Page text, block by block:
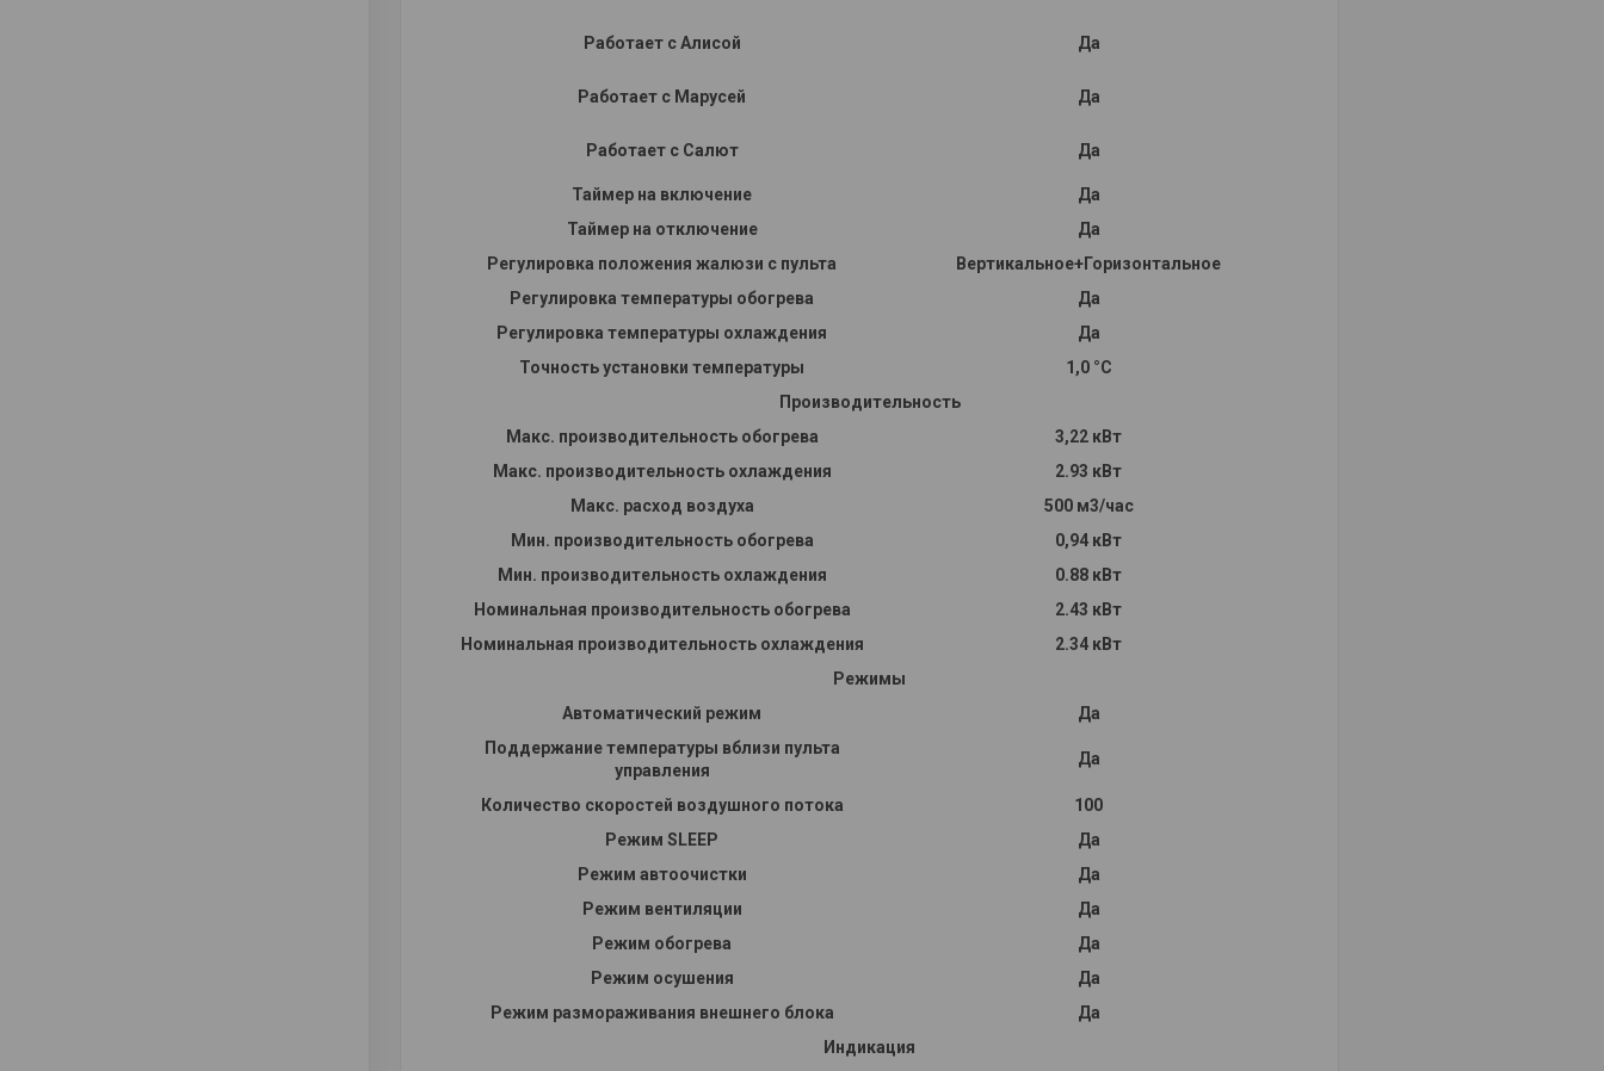
Работает с Алисой Да
Работает с Марусей Да
Работает с Салют Да
Таймер на включение
Да
Таймер на отключение
Да
Регулировка положения жалюзи с пульта
Вертикальное+Горизонтальное
Регулировка температуры обогрева
Да
Регулировка температуры охлаждения
Да
Точность установки температуры
1,0 °С
Производительность
Макс. производительность обогрева
3,22 кВт
Макс. производительность охлаждения
2.93 кВт
Макс. расход воздуха
500 м3/час
Мин. производительность обогрева
0,94 кВт
Мин. производительность охлаждения
0.88 кВт
Номинальная производительность обогрева
2.43 кВт
Номинальная производительность охлаждения
2.34 кВт
Режимы
Автоматический режим
Да
Поддержание температуры вблизи пульта
управления
Да
Количество скоростей воздушного потока
100
Режим SLEEP
Да
Режим автоочистки
Да
Режим вентиляции
Да
Режим обогрева
Да
Режим осушения
Да
Режим размораживания внешнего блока
Да
Индикация